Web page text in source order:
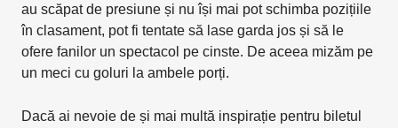
au scăpat de presiune și nu își mai pot schimba pozițiile
în clasament, pot fi tentate să lase garda jos și să le
ofere fanilor un spectacol pe cinste. De aceea mizăm pe
un meci cu goluri la ambele porți.
Dacă ai nevoie de și mai multă inspirație pentru biletul